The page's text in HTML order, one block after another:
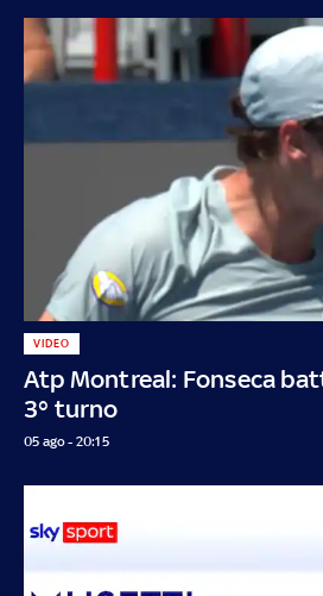
Atp Montreal: Fonseca
3° turno
VIDEO
05 ago - 20:15